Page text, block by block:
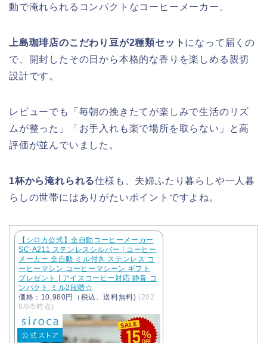
動で淹れられるコンパクトなコーヒーメーカー。
上島珈琲店のこだわり豆が2種類セット になって届くの
で、開封したその日から本格的な香りを楽しめる親切
設計です。
レビューでも「毎朝の挽きたてが楽しみで生活のリズ
ムが整った」「お手入れも楽で場所を取らない」と高
評価が並んでいました。
1杯から淹れられる仕様も、夫婦ふたり暮らしや一人暮
らしの世帯にはありがたいポイントですよね。
【シロカ公式】全自動コーヒーメーカー
SC-A211 ステンレスシルバー | コーヒー
メーカー 全自動 ミル付き ステンレス コ
ーヒーマシン コーヒーマシーン ギフト
プレゼント | アイスコーヒー対応 静音 コ
ンパクト ミル2段階☆
価格：10,980円（税込、送料無料) (202
6/6/5時点)